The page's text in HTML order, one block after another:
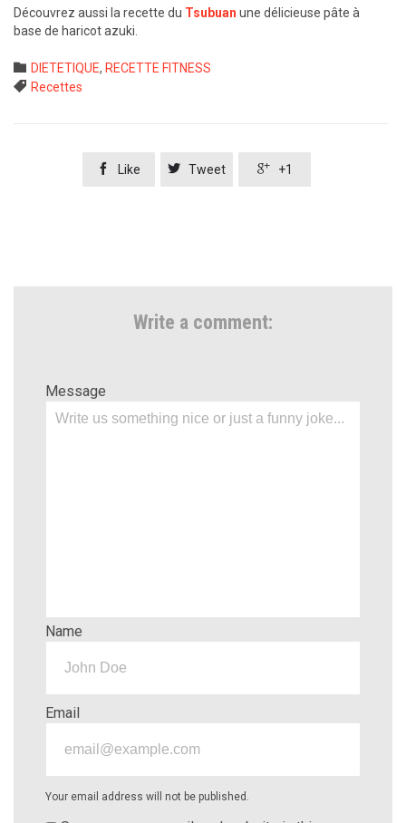
Découvrez aussi la recette du Tsubuan une délicieuse pâte à
base de haricot azuki.
 Category
DIETETIQUE, RECETTE FITNESS
 Tags
Recettes
 Like  Tweet  +1
Write a comment:
Message
Name
Email
Your email address will not be published.